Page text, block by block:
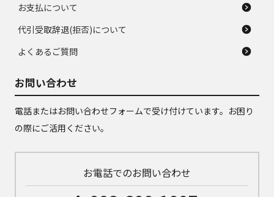
お支払について
代引受取辞退(拒否)について
よくあるご質問
お問い合わせ
電話またはお問い合わせフォームで受け付けています。お困り
の際にご活用ください。
お電話でのお問い合わせ